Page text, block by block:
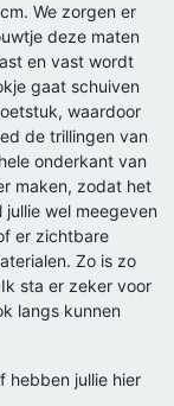
We zorgen er
deze maten
en vast wordt
gaat schuiven
waardoor
de trillingen van
onderkant van
maken, zodat het
wel meegeven
er zichtbare
Zo is zo
sta er zeker voor
langs kunnen
hebben jullie hier